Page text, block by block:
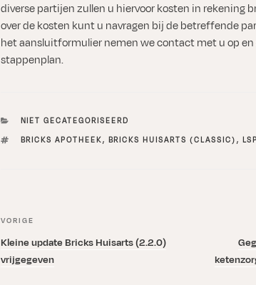
diverse partijen zullen u hiervoor kosten in rekening
over de kosten kunt u navragen bij de betreffende
het aansluitformulier nemen we contact met u op en
stappenplan.
CATEGORIEËN
NIET GECATEGORISEERD
TAGS
BRICKS APOTHEEK, BRICKS HUISARTS (CLASSIC) , LSP
Bericht
navigatie
Vorig
bericht
VORIGE
Kleine update Bricks Huisarts (2.2.0)
vrijgegeven